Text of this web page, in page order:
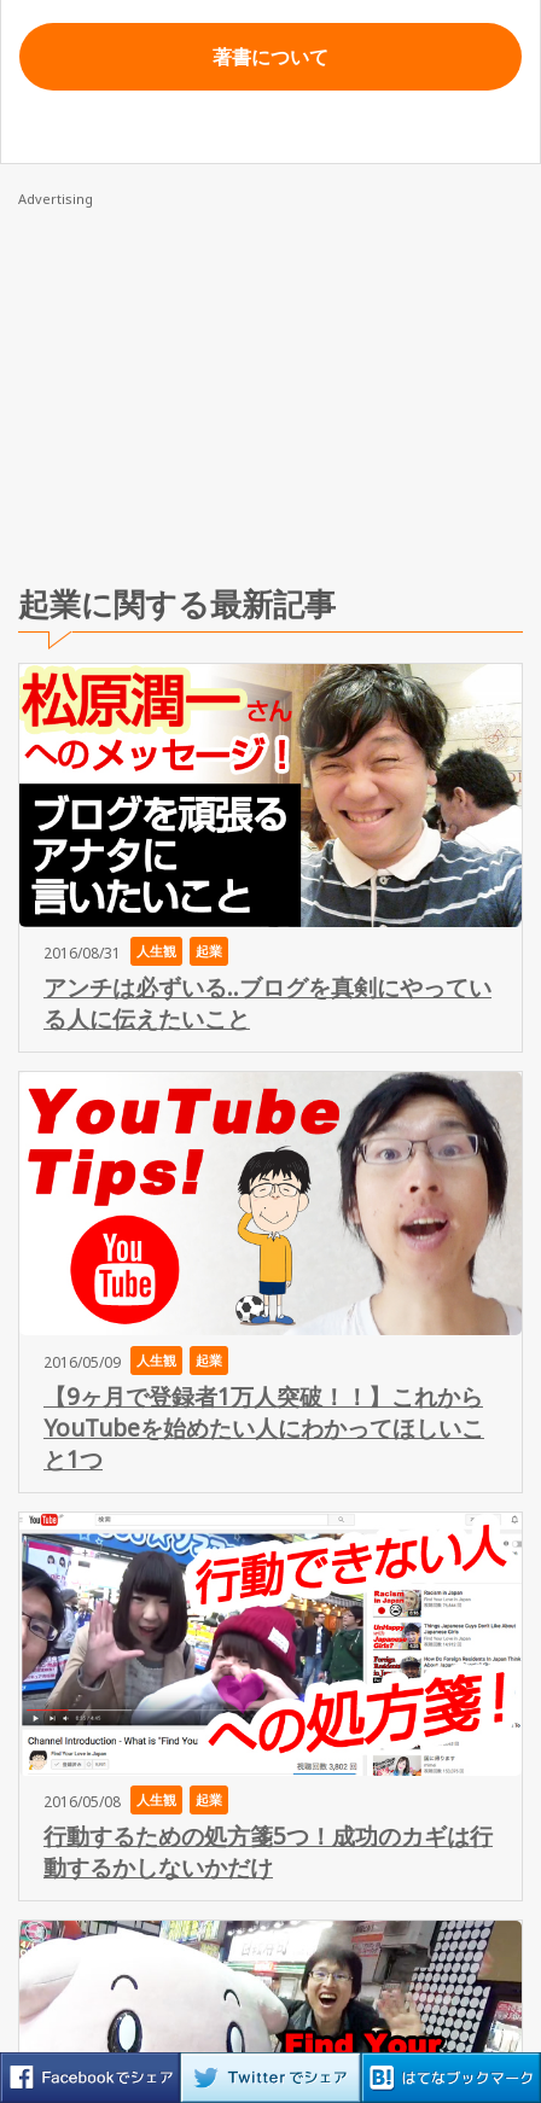
著書について
Advertising
起業に関する最新記事
2016/08/31 人生観 起業
アンチは必ずいる..ブログを真剣にやってい
る人に伝えたいこと
2016/05/09 人生観 起業
【9ヶ月で登録者1万人突破！！】これから
YouTubeを始めたい人にわかってほしいこ
と1つ
2016/05/08 人生観 起業
行動するための処方箋5つ！成功のカギは行
動するかしないかだけ